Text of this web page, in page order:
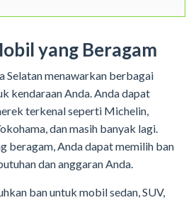
yang Beragam
Selatan menawarkan berbagai
kendaraan Anda. Anda dapat
terkenal seperti Michelin,
dan masih banyak lagi.
beragam, Anda dapat memilih ban
dan anggaran Anda.
ban untuk mobil sedan, SUV,